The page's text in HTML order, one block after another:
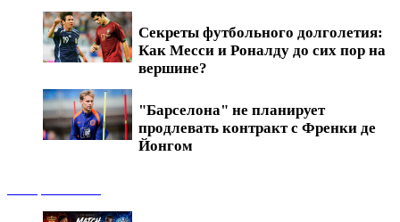
Секреты футбольного долголетия:
Как Месси и Роналду до сих пор на
вершине?
"Барселона" не планирует
продлевать контракт с Френки де
Йонгом